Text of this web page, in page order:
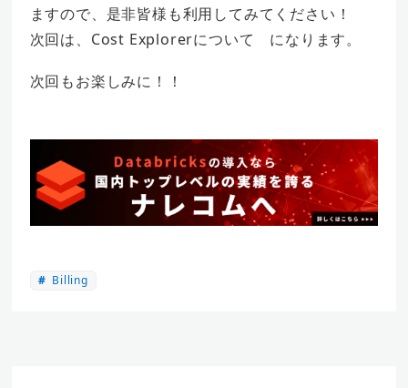
ますので、是非皆様も利用してみてください！
次回は、Cost Explorerについて になります。
次回もお楽しみに！！
Billing